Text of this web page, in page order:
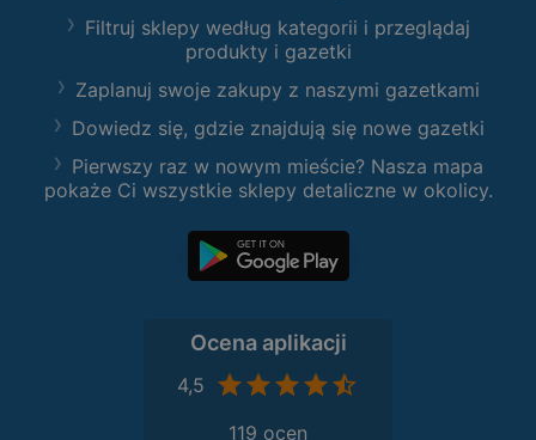
Filtruj sklepy według kategorii i przeglądaj
produkty i gazetki
Zaplanuj swoje zakupy z naszymi gazetkami
Dowiedz się, gdzie znajdują się nowe gazetki
Pierwszy raz w nowym mieście? Nasza mapa
pokaże Ci wszystkie sklepy detaliczne w okolicy.
Ocena aplikacji
4,5
119 ocen